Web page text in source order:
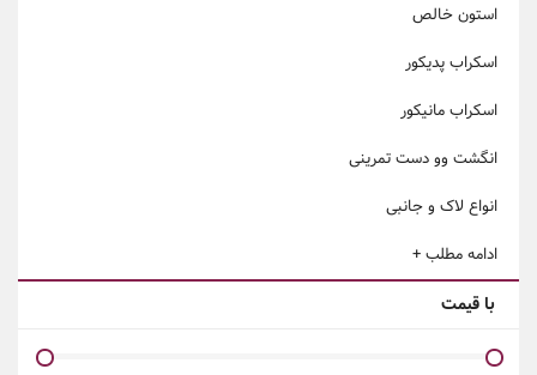
استون خالص
اسکراب پدیکور
اسکراب مانیکور
انگشت وو دست تمرینی
انواع لاک و جانبی
ادامه مطلب +
با قیمت